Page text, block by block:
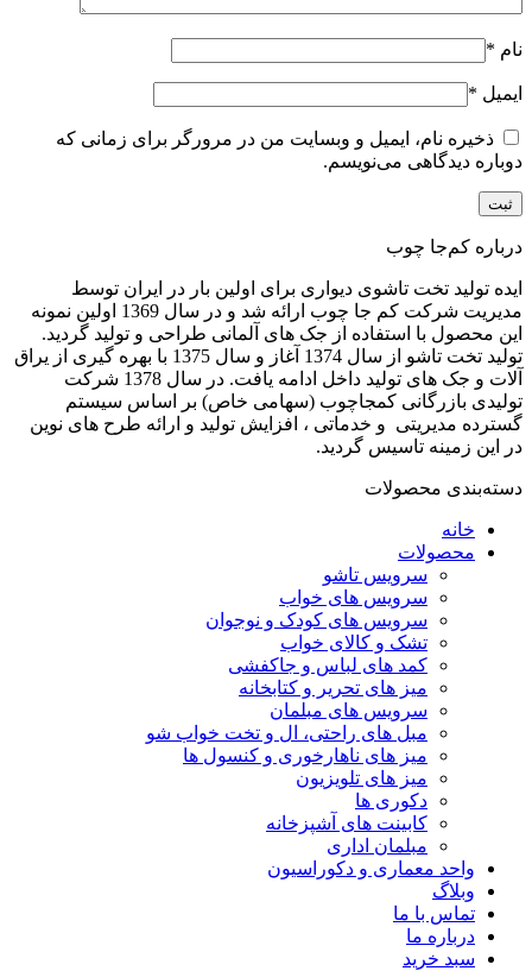
نام *
ایمیل *
ذخیره نام، ایمیل و وبسایت من در مرورگر برای زمانی که
دوباره دیدگاهی می‌نویسم.
درباره کم‌جا چوب
ایده تولید تخت تاشوی دیواری برای اولین بار در ایران توسط
مدیریت شرکت کم جا چوب ارائه شد و در سال 1369 اولین نمونه
این محصول با استفاده از جک های آلمانی طراحی و تولید گردید.
تولید تخت تاشو از سال 1374 آغاز و سال 1375 با بهره گیری از یراق
آلات و جک های تولید داخل ادامه یافت. در سال 1378 شرکت
تولیدی بازرگانی کمجاچوب (سهامی خاص) بر اساس سیستم
گسترده مدیریتی و خدماتی ، افزایش تولید و ارائه طرح های نوین
در این زمینه تاسیس گردید.
دسته‌بندی محصولات
خانه
محصولات
سرویس تاشو
سرویس های خواب
سرویس های کودک و نوجوان
تشک و کالای خواب
کمد های لباس و جاکفشی
میز های تحریر و کتابخانه
سرویس های مبلمان
مبل های راحتی، ال و تخت خواب شو
میز های ناهارخوری و کنسول ها
میز های تلویزیون
دکوری ها
کابینت های آشپزخانه
مبلمان اداری
واحد معماری و دکوراسیون
وبلاگ
تماس با ما
درباره ما
سبد خرید